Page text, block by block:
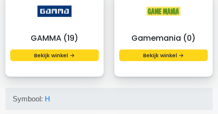
GAMMA (19)
Bekijk winkel →
Gamemania (0)
Bekijk winkel →
Symbool: H